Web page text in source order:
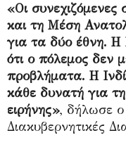
«Οι
και τη Μέση
για τα δύο έθνη. Η
ότι ο πόλεμος δεν
προβλήματα. Η
κάθε δυνατή για
ειρήνης», δήλωσε ο
Διακυβερνητικές